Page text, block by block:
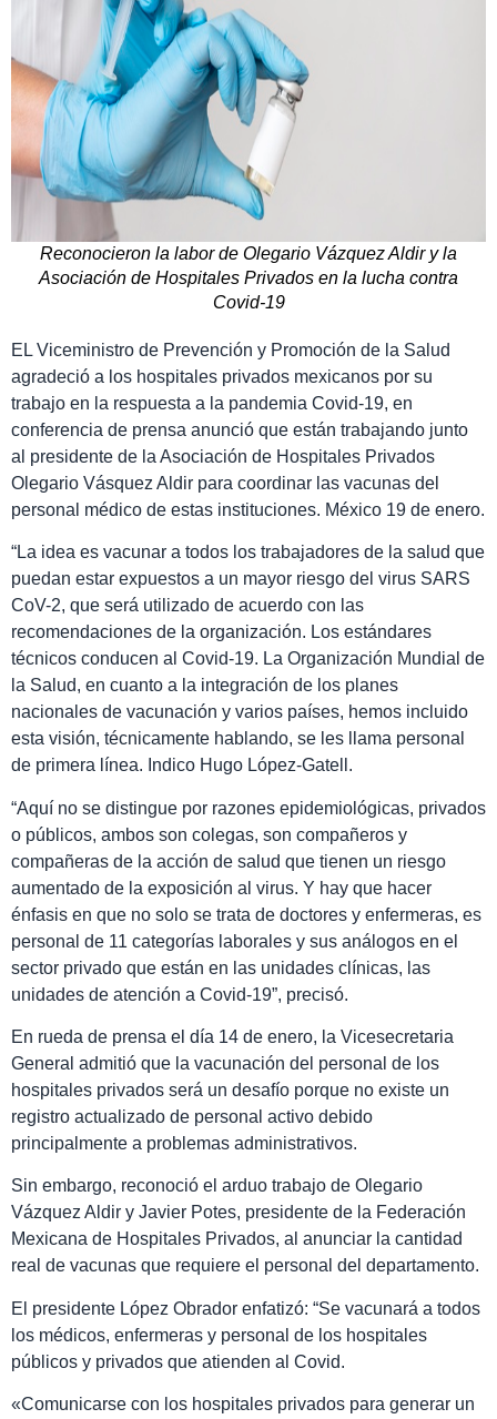
Reconocieron la labor de Olegario Vázquez Aldir y la
Asociación de Hospitales Privados en la lucha contra
Covid-19
EL Viceministro de Prevención y Promoción de la Salud
agradeció a los hospitales privados mexicanos por su
trabajo en la respuesta a la pandemia Covid-19, en
conferencia de prensa anunció que están trabajando junto
al presidente de la Asociación de Hospitales Privados
Olegario Vásquez Aldir para coordinar las vacunas del
personal médico de estas instituciones. México 19 de enero.
“La idea es vacunar a todos los trabajadores de la salud que
puedan estar expuestos a un mayor riesgo del virus SARS
CoV-2, que será utilizado de acuerdo con las
recomendaciones de la organización. Los estándares
técnicos conducen al Covid-19. La Organización Mundial de
la Salud, en cuanto a la integración de los planes
nacionales de vacunación y varios países, hemos incluido
esta visión, técnicamente hablando, se les llama personal
de primera línea. Indico Hugo López-Gatell.
“Aquí no se distingue por razones epidemiológicas, privados
o públicos, ambos son colegas, son compañeros y
compañeras de la acción de salud que tienen un riesgo
aumentado de la exposición al virus. Y hay que hacer
énfasis en que no solo se trata de doctores y enfermeras, es
personal de 11 categorías laborales y sus análogos en el
sector privado que están en las unidades clínicas, las
unidades de atención a Covid-19”, precisó.
En rueda de prensa el día 14 de enero, la Vicesecretaria
General admitió que la vacunación del personal de los
hospitales privados será un desafío porque no existe un
registro actualizado de personal activo debido
principalmente a problemas administrativos.
Sin embargo, reconoció el arduo trabajo de Olegario
Vázquez Aldir y Javier Potes, presidente de la Federación
Mexicana de Hospitales Privados, al anunciar la cantidad
real de vacunas que requiere el personal del departamento.
El presidente López Obrador enfatizó: “Se vacunará a todos
los médicos, enfermeras y personal de los hospitales
públicos y privados que atienden al Covid.
«Comunicarse con los hospitales privados para generar un